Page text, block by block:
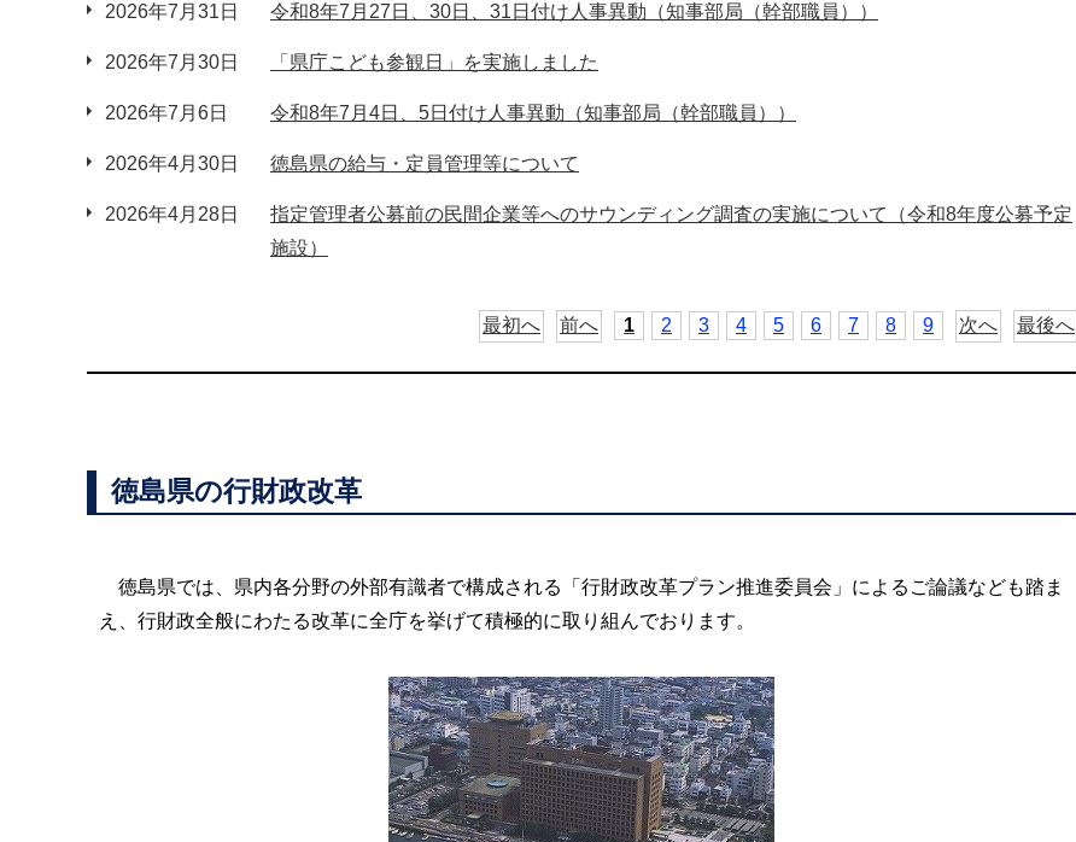
2026年7月31日 令和8年7月27日、30日、31日付け人事異動（知事部局（幹部職員））
2026年7月30日 「県庁こども参観日」を実施しました
2026年7月6日 令和8年7月4日、5日付け人事異動（知事部局（幹部職員））
2026年4月30日 徳島県の給与・定員管理等について
2026年4月28日
指定管理者公募前の民間企業等へのサウンディング調査の実施について（令和8年度公募予定
施設）
最初へ 前へ 1 2 3 4 5 6 7 8 9 次へ 最後へ
徳島県の行財政改革
徳島県では、県内各分野の外部有識者で構成される「行財政改革プラン推進委員会」によるご論議なども踏ま
え、行財政全般にわたる改革に全庁を挙げて積極的に取り組んでおります。